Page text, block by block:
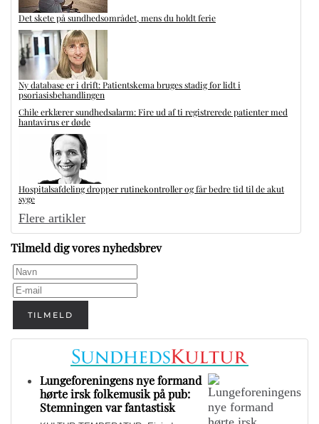
Det skete på sundhedsområdet, mens du holdt ferie
Ny database er i drift: Patientskema bruges stadig for lidt i
psoriasisbehandlingen
Chile erklærer sundhedsalarm: Fire ud af ti registrerede patienter med
hantavirus er døde
Hospitalsafdeling dropper rutinekontroller og får bedre tid til de akut
syge
Flere artikler
Tilmeld dig vores nyhedsbrev
TILMELD
Lungeforeningens nye formand
hørte irsk folkemusik på pub:
Stemningen var fantastisk